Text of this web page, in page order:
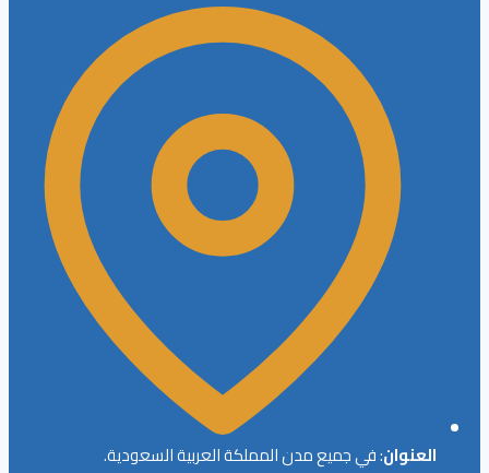
العنوان: في جميع مدن المملكة العربية السعودية.